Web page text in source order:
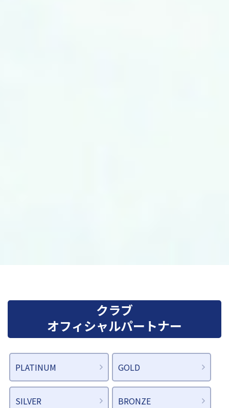
クラブ
オフィシャルパートナー
PLATINUM GOLD
SILVER BRONZE